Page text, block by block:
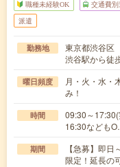
職種未経験OK 交通費別
派遣
勤務地
東京都渋谷区
渋谷駅から徒
曜日頻度
月・火・水・
み！
時間
09:30～
16:30なども
期間
【急募】即
限定！延長の